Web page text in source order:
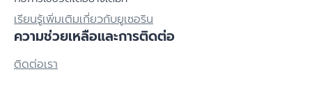
เรียนรู้เพิ่มเติมเกี่ยวกับยูเซอริน
ความช่วยเหลือและการติดต่อ
ติดต่อเรา